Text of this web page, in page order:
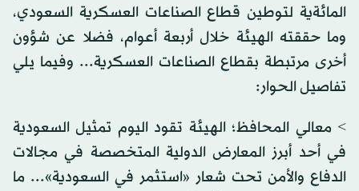
المائةية لتوطين قطاع الصناعات العسكرية السعودي،
وما حققته الهيئة خلال أربعة أعوام، فضلا عن شؤون
أخرى مرتبطة بقطاع الصناعات العسكرية... وفيما يلي
تفاصيل الحوار:
> معالي المحافظ؛ الهيئة تقود اليوم تمثيل السعودية
في أحد أبرز المعارض الدولية المتخصصة في مجالات
الدفاع والأمن تحت شعار «استثمر في السعودية»... ما